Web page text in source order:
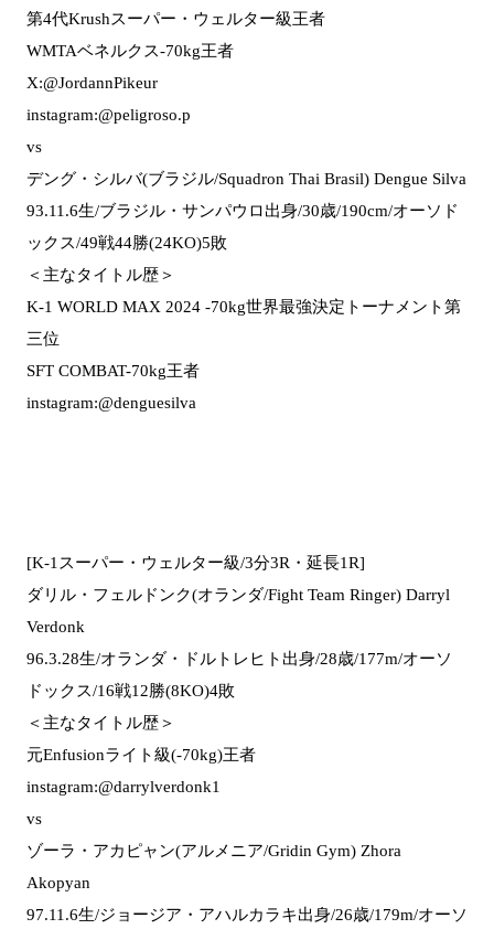
第4代Krushスーパー・ウェルター級王者
WMTAベネルクス-70kg王者
X:@JordannPikeur
instagram:@peligroso.p
vs
デング・シルバ(ブラジル/Squadron Thai Brasil) Dengue Silva
93.11.6生/ブラジル・サンパウロ出身/30歳/190cm/オーソド
ックス/49戦44勝(24KO)5敗
＜主なタイトル歴＞
K-1 WORLD MAX 2024 -70kg世界最強決定トーナメント第
三位
SFT COMBAT-70kg王者
instagram:@denguesilva
[K-1スーパー・ウェルター級/3分3R・延長1R]
ダリル・フェルドンク(オランダ/Fight Team Ringer) Darryl
Verdonk
96.3.28生/オランダ・ドルトレヒト出身/28歳/177m/オーソ
ドックス/16戦12勝(8KO)4敗
＜主なタイトル歴＞
元Enfusionライト級(-70kg)王者
instagram:@darrylverdonk1
vs
ゾーラ・アカピャン(アルメニア/Gridin Gym) Zhora
Akopyan
97.11.6生/ジョージア・アハルカラキ出身/26歳/179m/オーソ